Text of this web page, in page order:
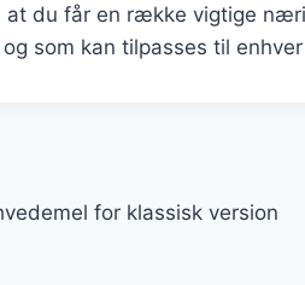
at du får en række vigtige
som kan tilpasses til
for klassisk version